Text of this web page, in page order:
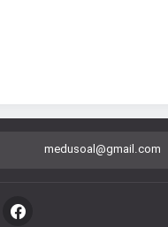
medusoal@gmail.com